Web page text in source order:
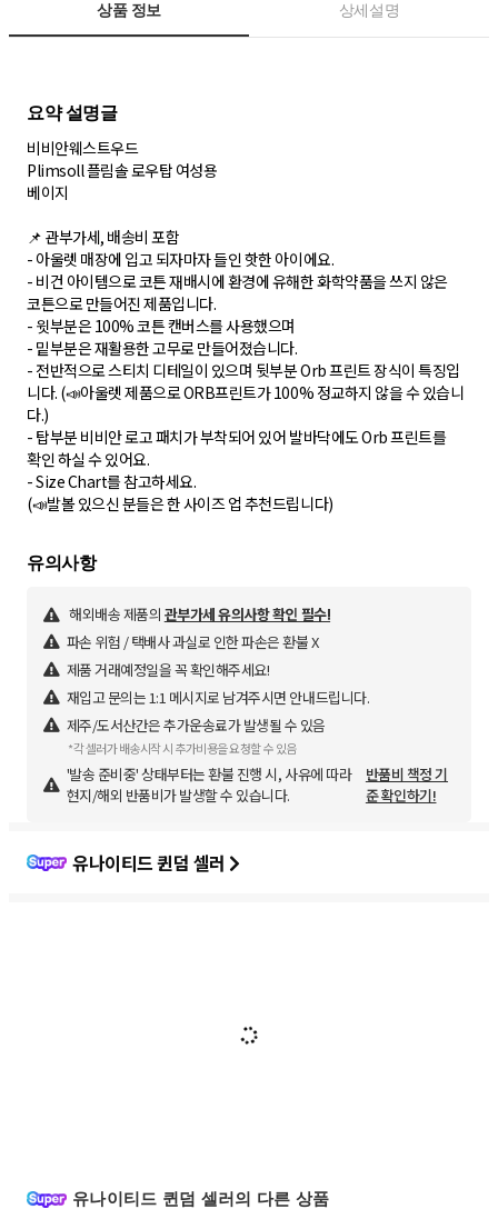
상품 정보 상세설명
요약 설명글
비비안웨스트우드
Plimsoll 플림솔 로우탑 여성용
베이지
📌 관부가세, 배송비 포함
- 아울렛 매장에 입고 되자마자 들인 핫한 아이에요.
- 비건 아이템으로 코튼 재배시에 환경에 유해한 화학약품을 쓰지 않은
코튼으로 만들어진 제품입니다.
- 윗부분은 100% 코튼 캔버스를 사용했으며
- 밑부분은 재활용한 고무로 만들어졌습니다.
- 전반적으로 스티치 디테일이 있으며 뒷부분 Orb 프린트 장식이 특징입
니다. (📣아울렛 제품으로 ORB프린트가 100% 정교하지 않을 수 있습니
다.)
- 탑부분 비비안 로고 패치가 부착되어 있어 발바닥에도 Orb 프린트를
확인 하실 수 있어요.
- Size Chart를 참고하세요.
(📣발볼 있으신 분들은 한 사이즈 업 추천드립니다)
유의사항
해외배송 제품의 관부가세 유의사항 확인 필수!
파손 위험 / 택배사 과실로 인한 파손은 환불 X
제품 거래예정일을 꼭 확인해주세요!
재입고 문의는 1:1 메시지로 남겨주시면 안내드립니다.
제주/도서산간은 추가운송료가 발생될 수 있음
*각 셀러가 배송시작 시 추가비용을 요청할 수 있음
'발송 준비중' 상태부터는 환불 진행 시, 사유에 따라
현지/해외 반품비가 발생할 수 있습니다.
반품비 책정 기
준 확인하기!
유나이티드 퀸덤 셀러
유나이티드 퀸덤 셀러의 다른 상품